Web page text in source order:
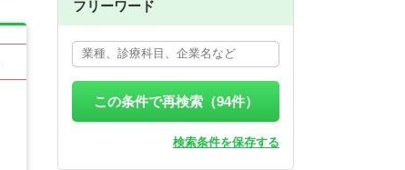
フリーワード
この条件で再検索（94件）
検索条件を保存する